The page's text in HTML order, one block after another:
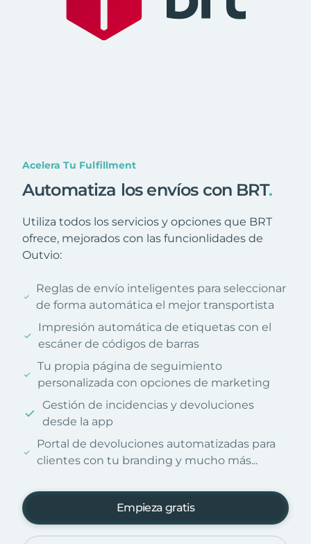
Acelera Tu Fulfillment
Automatiza los envíos con BRT.
Utiliza todos los servicios y opciones que BRT
ofrece, mejorados con las funcionlidades de
Outvio:
Reglas de envío inteligentes para seleccionar
de forma automática el mejor transportista
Impresión automática de etiquetas con el
escáner de códigos de barras
Tu propia página de seguimiento
personalizada con opciones de marketing
Gestión de incidencias y devoluciones
desde la app
Portal de devoluciones automatizadas para
clientes con tu branding y mucho más...
Empieza gratis